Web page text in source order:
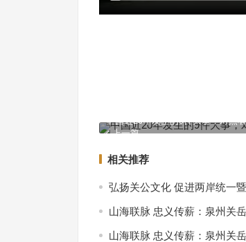
上一篇
中国近20年发生的9件大事，对照
相关推荐
弘扬关公文化 促进两岸统一
山海联脉 忠义传薪：泉州关
山海联脉 忠义传薪：泉州关